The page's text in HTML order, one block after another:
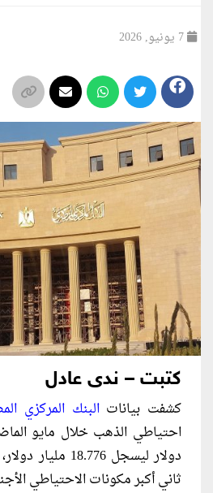
كتبت – ندى عادل
كشفت بيانات البنك المركزي
دولار ليسجل
ثاني أكبر مكونات الاحتياطي